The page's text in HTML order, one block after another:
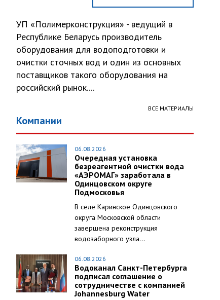
УП «Полимерконструкция» - ведущий в
Республике Беларусь производитель
оборудования для водоподготовки и
очистки сточных вод и один из основных
поставщиков такого оборудования на
российский рынок....
ВСЕ МАТЕРИАЛЫ
Компании
06.08.2026
Очередная установка
безреагентной очистки вода
«АЭРОМАГ» заработала в
Одинцовском округе
Подмосковья
В селе Каринское Одинцовского
округа Московской области
завершена реконструкция
водозаборного узла...
06.08.2026
Водоканал Санкт-Петербурга
подписал соглашение о
сотрудничестве с компанией
Johannesburg Water